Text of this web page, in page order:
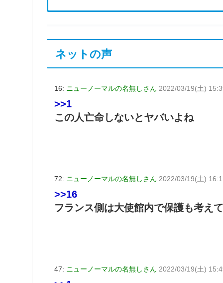
ネットの声
16: ニューノーマルの名無しさん 2022/03/19(土)
>>1
この人亡命しないとヤバいよね
72: ニューノーマルの名無しさん 2022/03/19(土)
>>16
フランス側は大使館内で保護も考え
47: ニューノーマルの名無しさん 2022/03/19(土)